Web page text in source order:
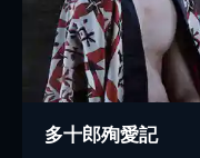
多十郎殉愛記